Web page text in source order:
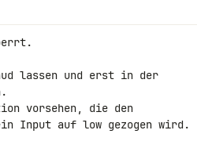
lassen und erst in der
vorsehen, die den
Input auf low gezogen wird.